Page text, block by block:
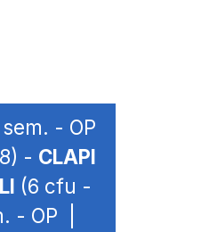
- OP
- CLAPI
(6 cfu -
- OP |